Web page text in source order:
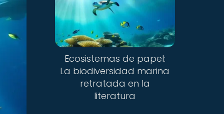
Ecosistemas de papel:
La biodiversidad marina
retratada en la
literatura